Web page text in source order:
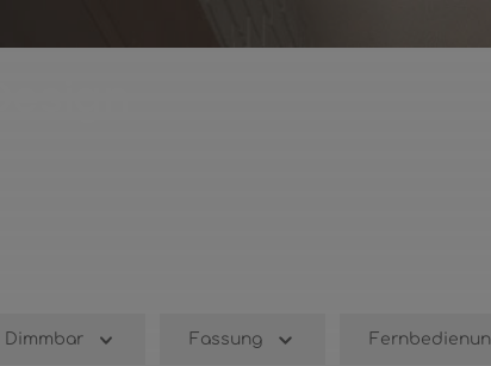
Dimmbar Fassung